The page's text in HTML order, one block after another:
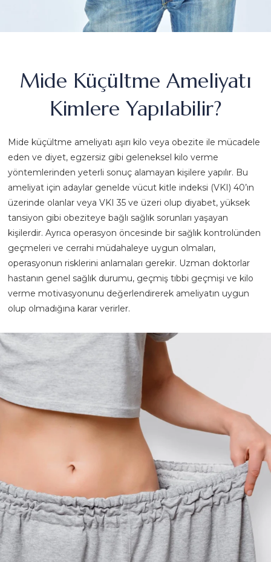
Mide Küçültme Ameliyatı
Kimlere Yapılabilir?
Mide küçültme ameliyatı aşırı kilo veya obezite ile mücadele
eden ve diyet, egzersiz gibi geleneksel kilo verme
yöntemlerinden yeterli sonuç alamayan kişilere yapılır. Bu
ameliyat için adaylar genelde vücut kitle indeksi (VKI) 40’ın
üzerinde olanlar veya VKI 35 ve üzeri olup diyabet, yüksek
tansiyon gibi obeziteye bağlı sağlık sorunları yaşayan
kişilerdir. Ayrıca operasyon öncesinde bir sağlık kontrolünden
geçmeleri ve cerrahi müdahaleye uygun olmaları,
operasyonun risklerini anlamaları gerekir. Uzman doktorlar
hastanın genel sağlık durumu, geçmiş tıbbi geçmişi ve kilo
verme motivasyonunu değerlendirerek ameliyatın uygun
olup olmadığına karar verirler.